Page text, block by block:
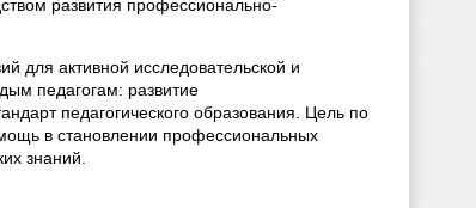
развития профессионально-
для активной исследовательской и
педагогам: развитие
педагогического образования. Цель по
в становлении профессиональных
знаний.